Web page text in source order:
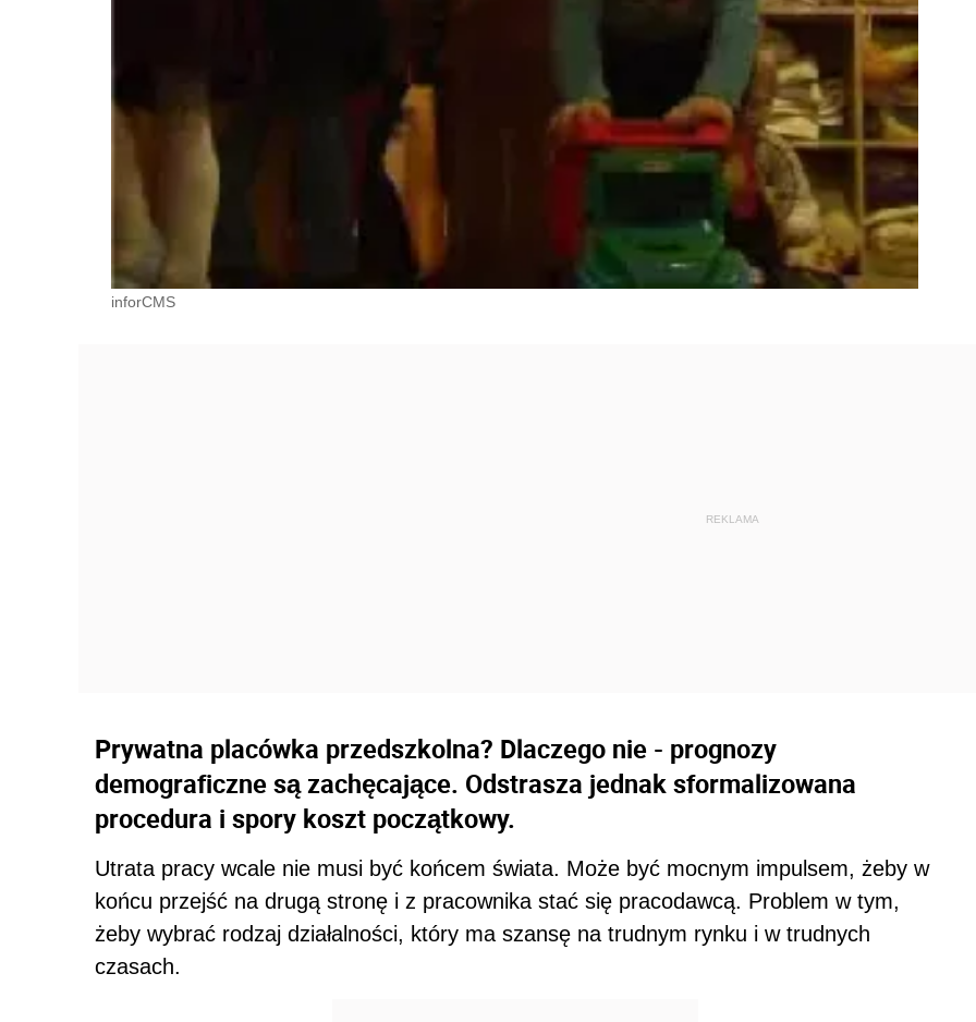
inforCMS
Prywatna placówka przedszkolna? Dlaczego nie - prognozy
demograficzne są zachęcające. Odstrasza jednak sformalizowana
procedura i spory koszt początkowy.
Utrata pracy wcale nie musi być końcem świata. Może być mocnym impulsem, żeby w
końcu przejść na drugą stronę i z pracownika stać się pracodawcą. Problem w tym,
żeby wybrać rodzaj działalności, który ma szansę na trudnym rynku i w trudnych
czasach.